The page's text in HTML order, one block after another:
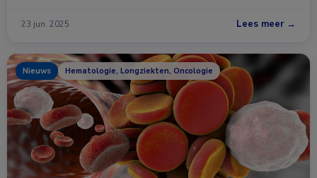
23 jun. 2025 Lees meer →
Nieuws Hematologie, Longziekten, Oncologie